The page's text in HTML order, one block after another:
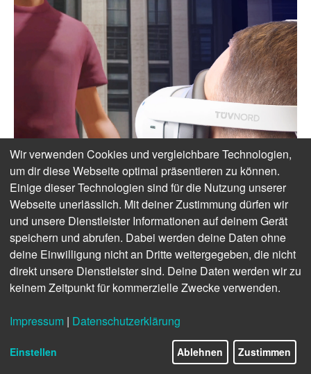
Wir verwenden Cookies und vergleichbare Technologien,
um dir diese Webseite optimal präsentieren zu können.
Einige dieser Technologien sind für die Nutzung unserer
Webseite unerlässlich. Mit deiner Zustimmung dürfen wir
und unsere Dienstleister Informationen auf deinem Gerät
speichern und abrufen. Dabei werden deine Daten ohne
deine Einwilligung nicht an Dritte weitergegeben, die nicht
direkt unsere Dienstleister sind. Deine Daten werden wir zu
keinem Zeitpunkt für kommerzielle Zwecke verwenden.
Impressum | Datenschutzerklärung
Einstellen Ablehnen Zustimmen